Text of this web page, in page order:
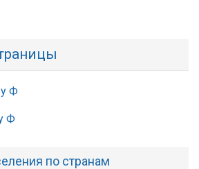
Ф
Ф
по странам